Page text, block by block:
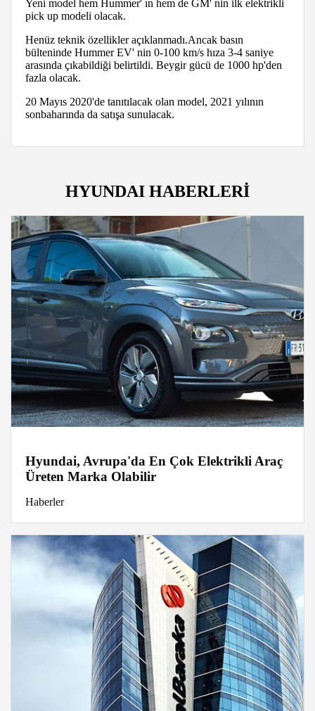
Yeni model hem Hummer' ın hem de GM' nin ilk elektrikli
pick up modeli olacak.
Henüz teknik özellikler açıklanmadı.Ancak basın
bülteninde Hummer EV' nin 0-100 km/s hıza 3-4 saniye
arasında çıkabildiği belirtildi. Beygir gücü de 1000 hp'den
fazla olacak.
20 Mayıs 2020'de tanıtılacak olan model, 2021 yılının
sonbaharında da satışa sunulacak.
HYUNDAI HABERLERİ
Hyundai, Avrupa'da En Çok Elektrikli Araç
Üreten Marka Olabilir
Haberler